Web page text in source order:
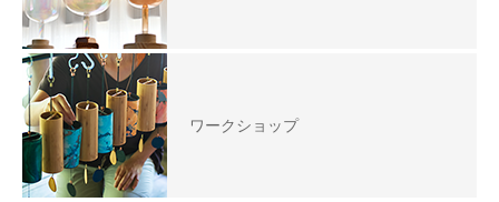
ワークショップ